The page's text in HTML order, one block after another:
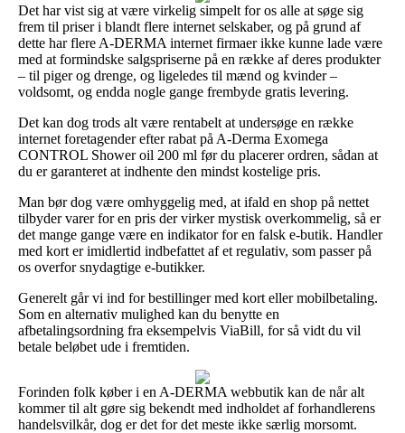
Det har vist sig at være virkelig simpelt for os alle at søge sig
frem til priser i blandt flere internet selskaber, og på grund af
dette har flere A-DERMA internet firmaer ikke kunne lade være
med at formindske salgspriserne på en række af deres produkter
– til piger og drenge, og ligeledes til mænd og kvinder –
voldsomt, og endda nogle gange frembyde gratis levering.
Det kan dog trods alt være rentabelt at undersøge en række
internet foretagender efter rabat på A-Derma Exomega
CONTROL Shower oil 200 ml før du placerer ordren, sådan at
du er garanteret at indhente den mindst kostelige pris.
Man bør dog være omhyggelig med, at ifald en shop på nettet
tilbyder varer for en pris der virker mystisk overkommelig, så er
det mange gange være en indikator for en falsk e-butik. Handler
med kort er imidlertid indbefattet af et regulativ, som passer på
os overfor snydagtige e-butikker.
Generelt går vi ind for bestillinger med kort eller mobilbetaling.
Som en alternativ mulighed kan du benytte en
afbetalingsordning fra eksempelvis ViaBill, for så vidt du vil
betale beløbet ude i fremtiden.
Forinden folk køber i en A-DERMA webbutik kan de når alt
kommer til alt gøre sig bekendt med indholdet af forhandlerens
handelsvilkår, dog er det for det meste ikke særlig morsomt.